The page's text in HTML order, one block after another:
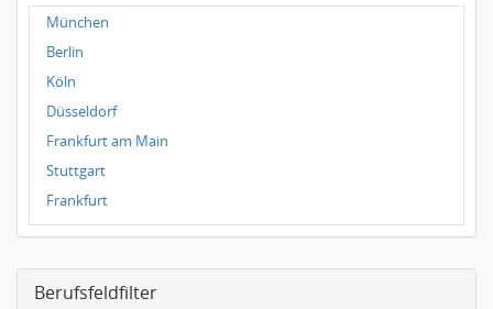
München
Berlin
Köln
Düsseldorf
Frankfurt am Main
Stuttgart
Frankfurt
Dresden
Leipzig
Berufsfeldfilter